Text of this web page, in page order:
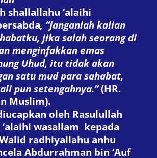
shallallahu ‘alaihi
, “Janganlah kalian
jika salah seorang di
menginfakkan emas
Uhud, itu tidak akan
satu mud para sahabat,
pun setengahnya.”(HR.
Muslim).
oleh Rasulullah
wasallam kepada
radhiyallahu anhu
Abdurrahman bin ‘Auf